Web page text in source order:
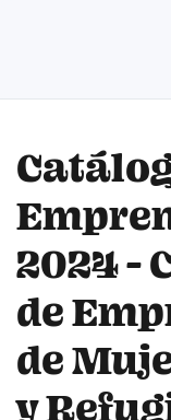
Skip to main
2024 -
de
de
y